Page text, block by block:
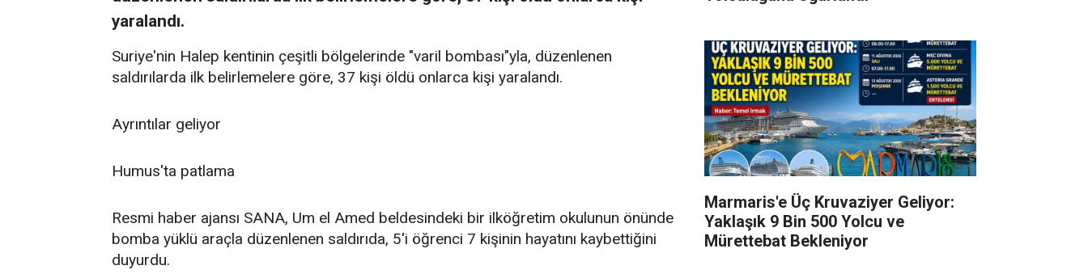
yaralandı.
Suriye'nin Halep kentinin çeşitli bölgelerinde "varil bombası"yla, düzenlenen
saldırılarda ilk belirlemelere göre, 37 kişi öldü onlarca kişi yaralandı.
Ayrıntılar geliyor
Humus'ta patlama
Resmi haber ajansı SANA, Um el Amed beldesindeki bir ilköğretim okulunun önünde
bomba yüklü araçla düzenlenen saldırıda, 5'i öğrenci 7 kişinin hayatını kaybettiğini
duyurdu.
Marmaris'e Üç Kruvaziyer Geliyor:
Yaklaşık 9 Bin 500 Yolcu ve
Mürettebat Bekleniyor